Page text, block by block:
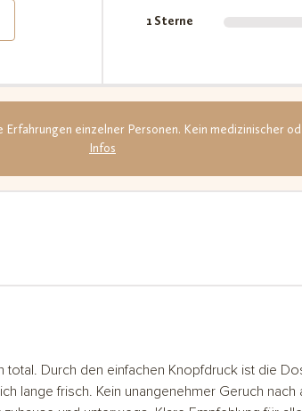
1 Sterne
Erfahrungen einzelner Personen. Kein medizinischer
Infos
Durch den einfachen Knopfdruck ist die
lange frisch. Kein unangenehmer Geruch nach